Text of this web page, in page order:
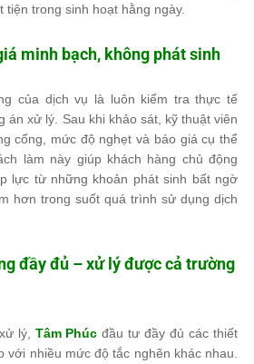
trong sinh hoạt hằng ngày.
minh bạch, không phát sinh
của dịch vụ là luôn kiểm tra thực tế
án xử lý. Sau khi khảo sát, kỹ thuật viên
cống, mức độ nghẹt và báo giá cụ thể
làm này giúp khách hàng chủ động
lực từ những khoản phát sinh bất ngờ
hơn trong suốt quá trình sử dụng dịch
đầy đủ – xử lý được cả trường
lý, Tâm Phúc đầu tư đầy đủ các thiết
với nhiều mức độ tắc nghẽn khác nhau.